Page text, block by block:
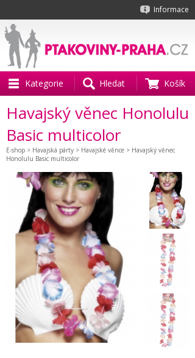
Informace
Kategorie Hledat Košík
Havajský věnec Honolulu
Basic multicolor
E-shop > Havajská párty > Havajské věnce > Havajský věnec
Honolulu Basic multicolor